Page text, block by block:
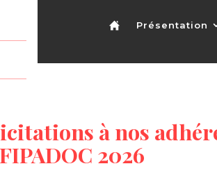
Présentation
à nos
2026